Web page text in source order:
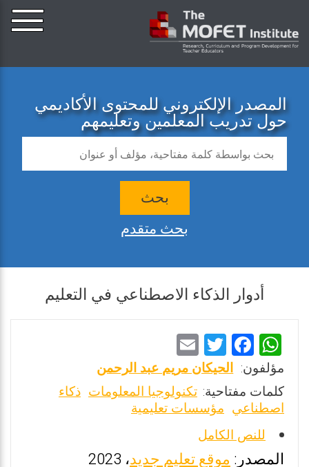
المصدر الإلكتروني للمحتوى الأكاديمي
حول تدريب المعلمين وتعليمهم
بحث
بحث متقدم
أدوار الذكاء الاصطناعي في التعليم
W
h
at
s
A
p
F
a
ce
b
o
o
T
wi
tt
er
m
ai
l
مؤلفون: الحيكان مريم عبد الرحمن
كلمات مفتاحية: تكنولوجيا المعلومات ذكاء
اصطناعي مؤسسات تعليمية
للنص الكامل
المصدر:موقع تعليم جديد، 2023